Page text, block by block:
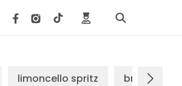
limoncello spritz brassói